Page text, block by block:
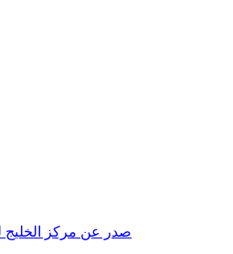
صدر عن مركز الخليج للأبحاث الملف الاستراتيجي السنوي